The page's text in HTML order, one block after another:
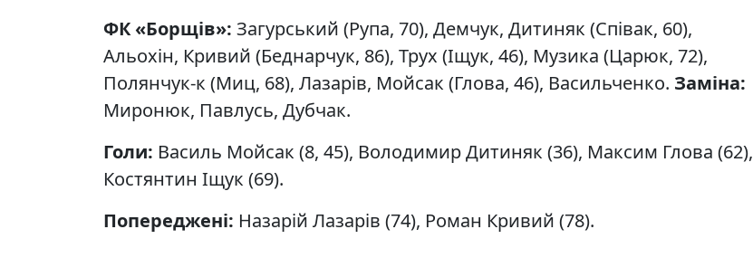
ФК «Борщів»: Загурський (Рупа, 70), Демчук, Дитиняк (Співак, 60),
Альохін, Кривий (Беднарчук, 86), Трух (Іщук, 46), Музика (Царюк, 72),
Полянчук-к (Миц, 68), Лазарів, Мойсак (Глова, 46), Васильченко. Заміна:
Миронюк, Павлусь, Дубчак.
Голи: Василь Мойсак (8, 45), Володимир Дитиняк (36), Максим Глова (62),
Костянтин Іщук (69).
Попереджені: Назарій Лазарів (74), Роман Кривий (78).